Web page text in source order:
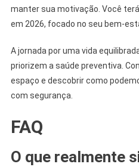
manter sua motivação. Você
em 2026, focado no seu bem-
A jornada por uma vida
priorizem a saúde preventiva.
espaço e descobrir como
com segurança.
FAQ
O que realmente